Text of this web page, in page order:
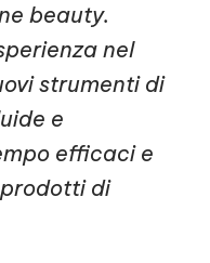
beauty.
nel
strumenti di
e
efficaci e
di